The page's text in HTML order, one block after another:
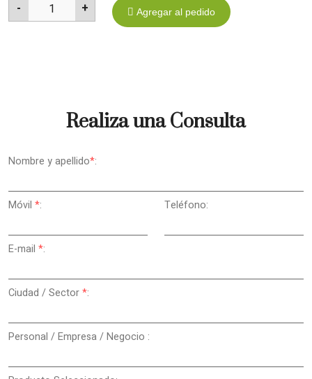
1 +
- Agregar al pedido
Realiza una Consulta
Nombre y apellido*:
Móvil *: Teléfono:
E-mail *:
Ciudad / Sector*:
Personal / Empresa / Negocio :